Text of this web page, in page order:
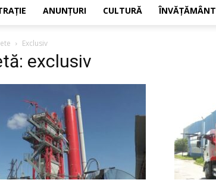
ANUNȚURI CULTURĂ ÎNVĂȚĂMÂNT
Exclusiv
exclusiv